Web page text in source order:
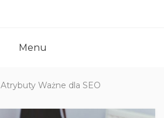
Menu
Atrybuty Ważne dla SEO